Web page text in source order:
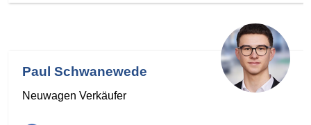
Paul Schwanewede
Neuwagen Verkäufer